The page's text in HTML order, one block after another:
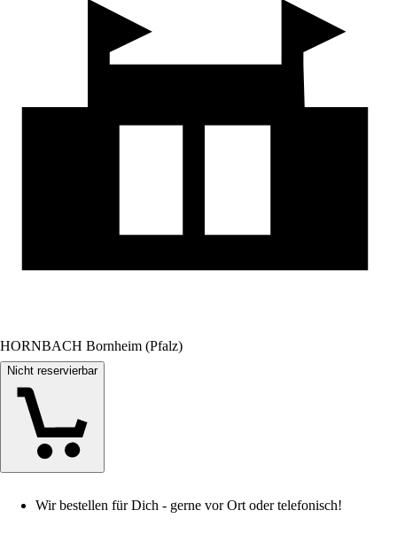
HORNBACH Bornheim (Pfalz)
Nicht reservierbar
Wir bestellen für Dich - gerne vor Ort oder telefonisch!